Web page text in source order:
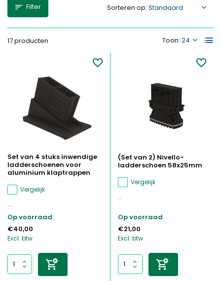
Filter
17 producten Toon:
Sorteren op:
Set van 4 stuks inwendige
ladderschoenen voor
aluminium klaptrappen
Vergelijk
...
Op voorraad
€40,00
Excl. btw
(Set van 2) Nivello-
ladderschoen 58x25mm
Vergelijk
...
Op voorraad
€21,00
Excl. btw